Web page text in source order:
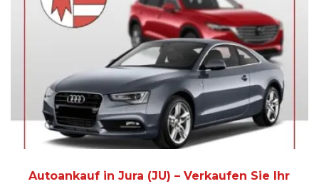
Autoankauf in Jura (JU) – Verkaufen Sie Ihr